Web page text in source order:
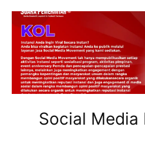
Social Media